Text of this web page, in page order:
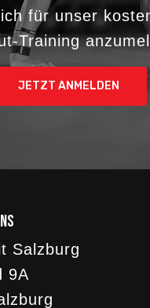
für unser
Training
JETZT ANMELDEN
Salzburg
9A